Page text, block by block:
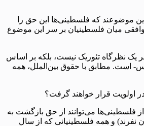
موضوعند که فلسطینی‌ها این حق را
توافقی میان فلسطینیان بر سر این موضوع
یک نظرگاه تئوریک نیست، بلکه بر اساس
است. مطابق با حقوق بین‌الملل، همه
فلسطینی‌ها می‌توانند از حق بازگشت به
شناخته می‌شود، بهره ببرند: پناهندگان ۱۹۴۸ که بیرون از اسرائیلِ پیش از مرزهای ژوئن ۱۹۶۷ زندگی می‌کنند (که امروزه حدود ۶ میلیون نفرند) و همه فلسطینیانی‌ که از سال